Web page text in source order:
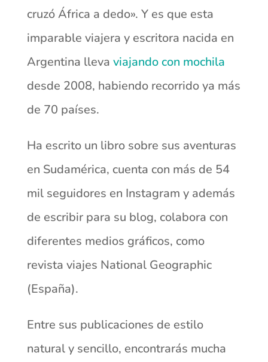
cruzó África a dedo». Y es que esta
imparable viajera y escritora nacida en
Argentina lleva viajando con mochila
desde 2008, habiendo recorrido ya más
de 70 países.
Ha escrito un libro sobre sus aventuras
en Sudamérica, cuenta con más de 54
mil seguidores en Instagram y además
de escribir para su blog, colabora con
diferentes medios gráficos, como
revista viajes National Geographic
(España).
Entre sus publicaciones de estilo
natural y sencillo, encontrarás mucha